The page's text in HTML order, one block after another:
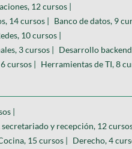
12 cursos |
14 cursos |
Banco de datos, 9
10 cursos |
3 cursos |
Desarrollo
cursos |
Herramientas de TI, 8
|
y recepción, 12 cursos
15 cursos |
Derecho, 4